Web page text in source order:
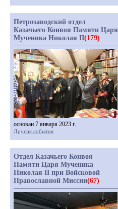
Петрозаводский отдел
Казачьего Конвоя Памяти Царя
Мученика Николая II(179)
основан 7 января 2023 г.
Другие события
Отдел Казачьего Конвоя
Памяти Царя Мученика
Николая II при Войсковой
Православной Миссии(67)